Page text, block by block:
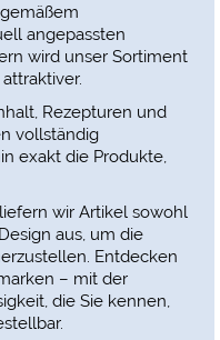
angepassten
wird unser Sortiment
Rezepturen und
vollständig
exakt die Produkte,
wir Artikel sowohl
aus, um die
Entdecken
– mit der
die Sie kennen,